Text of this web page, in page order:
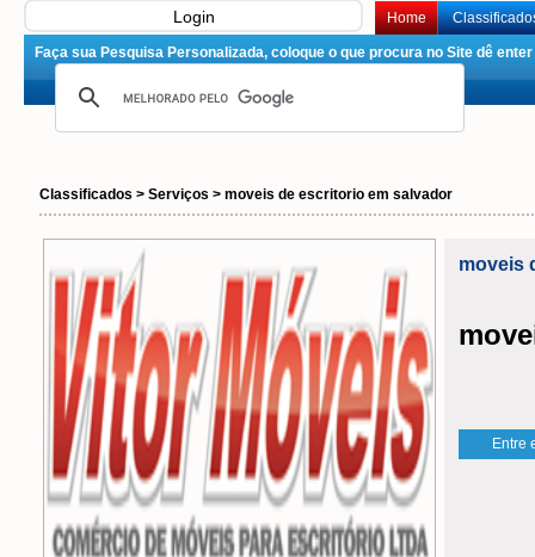
Login Home
Faça sua Pesquisa Personalizada, coloque o que procura no Site dê
Classificados > Serviços > moveis de escritorio em salvador
moveis
Entre